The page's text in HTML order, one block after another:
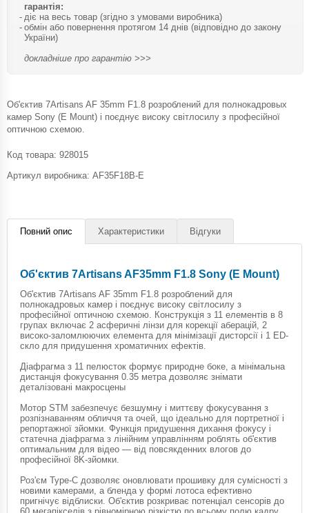
гарантія:
діє на весь товар (згідно з умовами виробника)
обмін або повернення протягом 14 днів (відповідно до закону
України)
докладніше про гарантію >>>
Об'єктив 7Artisans AF 35mm F1.8 розроблений для полнокадровых
камер Sony (E Mount) і поєднує високу світлосилу з професійної
оптичною схемою.
Код товара: 928015
Артикул виробника: AF35F18B-E
Повний опис Характеристики Відгуки
Об'єктив 7Artisans AF35mm F1.8 Sony (E Mount)
Об'єктив 7Artisans AF 35mm F1.8 розроблений для
полнокадровых камер і поєднує високу світлосилу з
професійної оптичною схемою. Конструкція з 11 елементів в 8
групах включає 2 асферичні лінзи для корекції аберацій, 2
високо-заломлюючих елемента для мінімізації дисторсії і 1 ED-
скло для придушення хроматичних ефектів.
Діафрагма з 11 пелюсток формує природне боке, а мінімальна
дистанція фокусування 0.35 метра дозволяє знімати
деталізовані макросцены
Мотор STM забезпечує безшумну і миттєву фокусування з
розпізнаванням обличчя та очей, що ідеально для портретної і
репортажної зйомки. Функція придушення дихання фокусу і
статечна діафрагма з лінійним управлінням роблять об'єктив
оптимальним для відео — від повсякденних влогов до
професійної 8K-зйомки.
Роз'єм Type-C дозволяє оновлювати прошивку для сумісності з
новими камерами, а бленда у формі лотоса ефективно
пригнічує відблиски. Об'єктив розкриває потенціал сенсорів до